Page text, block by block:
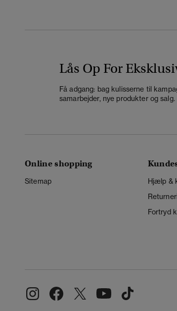
Lås Op For
Få adgang: bag kulisserne til
samarbejder, nye produkter og salg.
Online shopping
Sitemap
Hjælp &
Fortryd